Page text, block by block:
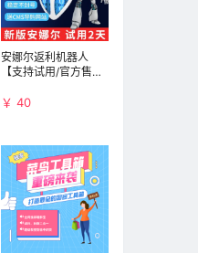
安娜尔返利机器人
【支持试用/官方售
￥ 40